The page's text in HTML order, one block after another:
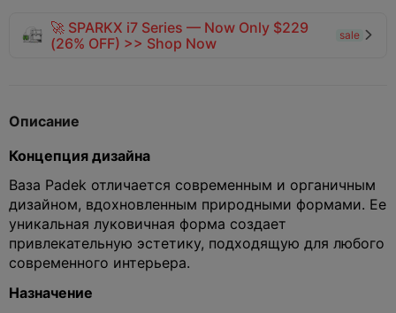
🚀 SPARKX i7 Series — Now Only $229
(26% OFF) >> Shop Now
sale 
Описание
Концепция дизайна
Ваза Padek отличается современным и органичным
дизайном, вдохновленным природными формами. Ее
уникальная луковичная форма создает
привлекательную эстетику, подходящую для любого
современного интерьера.
Назначение